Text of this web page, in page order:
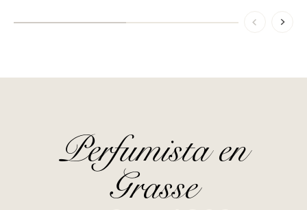
Perfumista en
Grasse